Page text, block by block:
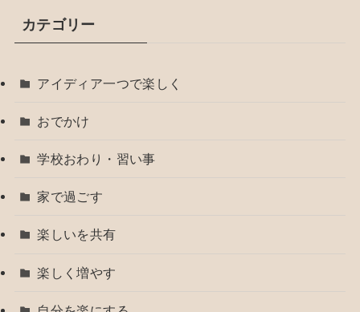
カテゴリー
アイディア一つで楽しく
おでかけ
学校おわり・習い事
家で過ごす
楽しいを共有
楽しく増やす